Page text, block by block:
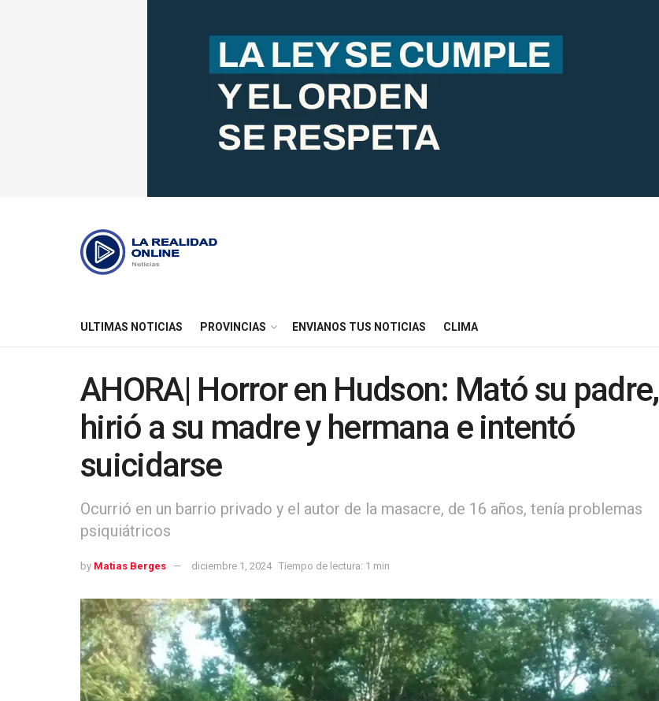
ULTIMAS NOTICIAS PROVINCIAS ENVIANOS TUS NOTICIAS CLIMA
AHORA| Horror en Hudson: Mató su padre,
hirió a su madre y hermana e intentó
suicidarse
Ocurrió en un barrio privado y el autor de la masacre, de 16 años, tenía problemas
psiquiátricos
by Matias Berges diciembre 1, 2024 Tiempo de lectura: 1 min